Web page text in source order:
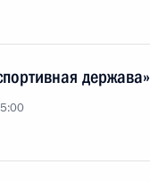
держава»